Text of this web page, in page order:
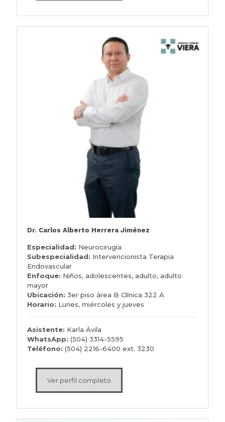
Dr. Carlos Alberto Herrera Jiménez
Especialidad: Neurocirugía
Subespecialidad: Intervencionista Terapia
Endovascular
Enfoque: Niños, adolescentes, adulto, adulto
mayor
Ubicación: 3er piso área B Clínica 322 A
Horario: Lunes, miércoles y jueves
Asistente: Karla Ávila
WhatsApp: (504) 3314-5595
Teléfono: (504) 2216-6400 ext. 3230
Ver perfil completo